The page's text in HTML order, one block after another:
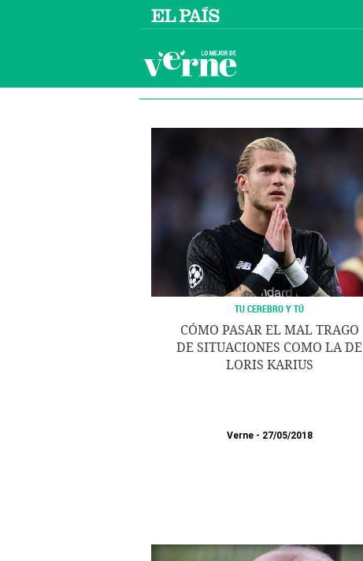
TU CEREBRO Y TÚ
CÓMO PASAR EL MAL TRAGO
DE SITUACIONES COMO LA DE
LORIS KARIUS
Verne 27/05/2018